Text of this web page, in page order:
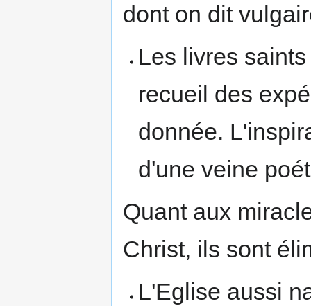
dont on dit
Les livres
recueil des
donnée.
d'une veine
Quant aux
Christ, ils sont
L'Eglise aussi